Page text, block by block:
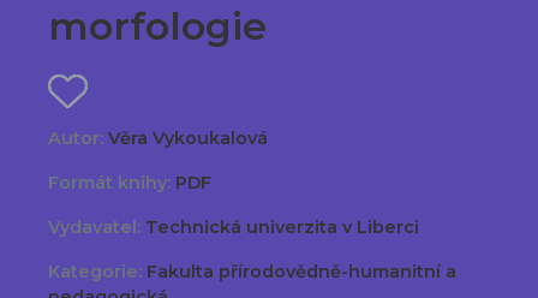
morfologie
Autor: Věra Vykoukalová
Formát knihy: PDF
Vydavatel: Technická univerzita v Liberci
Kategorie: Fakulta přírodovědně-humanitní a